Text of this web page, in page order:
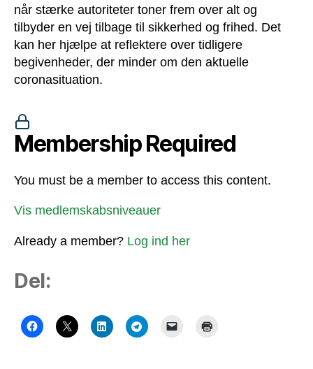
når stærke autoriteter toner frem over alt og
tilbyder en vej tilbage til sikkerhed og frihed. Det
kan her hjælpe at reflektere over tidligere
begivenheder, der minder om den aktuelle
coronasituation.
Membership Required
You must be a member to access this content.
Vis medlemskabsniveauer
Already a member? Log ind her
Del: